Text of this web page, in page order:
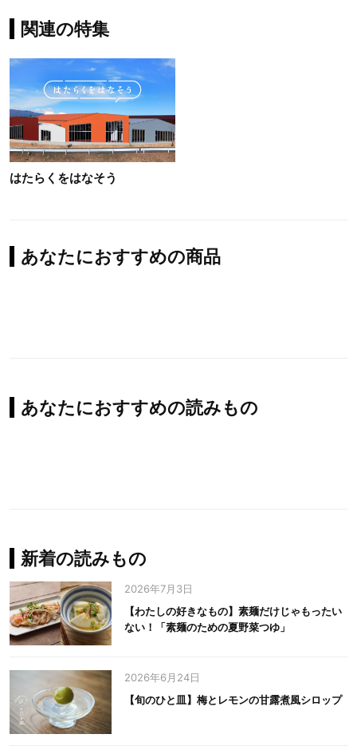
関連の特集
はたらくをはなそう
あなたにおすすめの商品
あなたにおすすめの読みもの
新着の読みもの
2026年7月3日
【わたしの好きなもの】素麺だけじゃもったい
ない！「素麺のための夏野菜つゆ」
2026年6月24日
【旬のひと皿】梅とレモンの甘露煮風シロップ